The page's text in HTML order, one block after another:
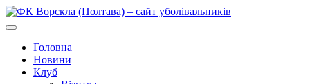
Головна
Новини
Клуб